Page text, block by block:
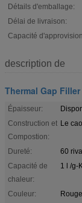
Détails d'emballage:
Délai de livraison:
Capacité
description de
Thermal Gap Filler
Épaisseur:
Construction et
Compostion:
Le
Dureté:
60
Capacité de
chaleur:
1 l /g-
Couleur: